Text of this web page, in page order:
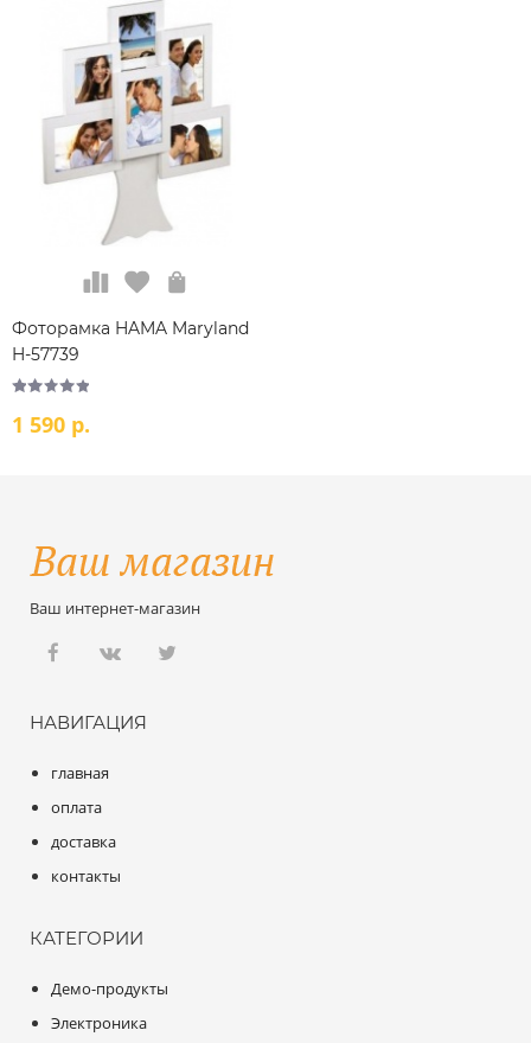
Фоторамка HAMA Maryland
H-57739
1 590 р.
Ваш интернет-магазин
НАВИГАЦИЯ
главная
оплата
доставка
контакты
КАТЕГОРИИ
Демо-продукты
Электроника